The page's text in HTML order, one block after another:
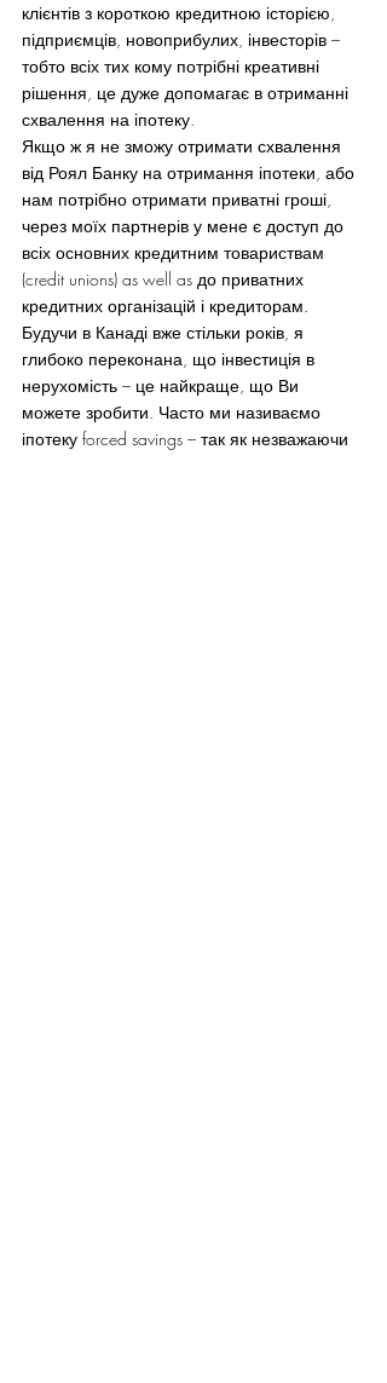
клієнтів з короткою кредитною історією,
підприємців, новоприбулих, інвесторів –
тобто всіх тих кому потрібні креативні
рішення, це дуже допомагає в отриманні
схвалення на іпотеку.
Якщо ж я не зможу отримати схвалення
від Роял Банку на отримання іпотеки, або
нам потрібно отримати приватні гроші,
через моїх партнерів у мене є доступ до
всіх основних кредитним товариствам
(credit unions) as well as до приватних
кредитних організацій і кредиторам.
Будучи в Канаді вже стільки років, я
глибоко переконана, що інвестиція в
нерухомість – це найкраще, що Ви
можете зробити. Часто ми називаємо
іпотеку forced savings – так як незважаючи